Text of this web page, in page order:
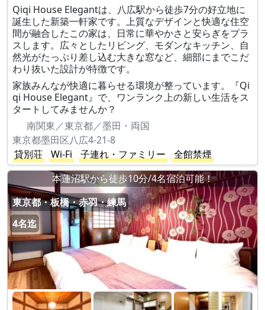
Qiqi House Elegantは、八広駅から徒歩7分の好立地に
誕生した新築一軒家です。上質なデザインと快適な住空
間が融合したこの家は、日常に華やかさと安らぎをプラ
スします。広々としたリビング、モダンなキッチン、自
然光がたっぷり差し込む大きな窓など、細部にまでこだ
わり抜いた設計が特徴です。
家族みんなが快適に暮らせる環境が整っています。『Qi
qi House Elegant』で、ワンランク上の新しい生活をス
タートしてみませんか？
南関東／東京都／墨田・両国
東京都墨田区八広4-21-8
貸別荘
Wi-Fi 子連れ・ファミリー
全館禁煙
本蓮沼駅から徒歩10分/4名宿泊可能！
東京都・板橋・赤羽・練馬
4名迄